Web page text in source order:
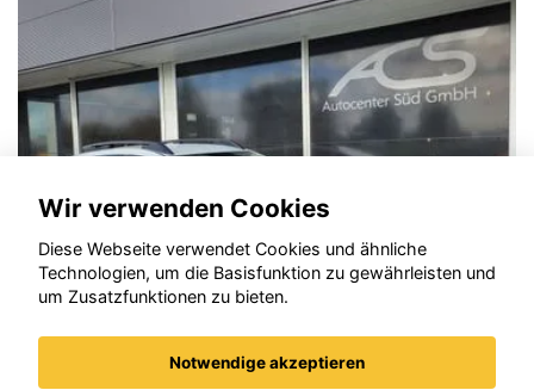
Wir verwenden Cookies
Diese Webseite verwendet Cookies und ähnliche
Technologien, um die Basisfunktion zu gewährleisten und
um Zusatzfunktionen zu bieten.
Notwendige akzeptieren